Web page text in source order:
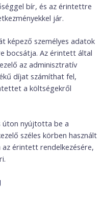
bír, és az érintettre
jár.
képező személyes adatok
bocsátja. Az érintett által
az adminisztratív
díjat számíthat fel,
a költségekről
úton nyújtotta be a
széles körben használt
érintett rendelkezésére,